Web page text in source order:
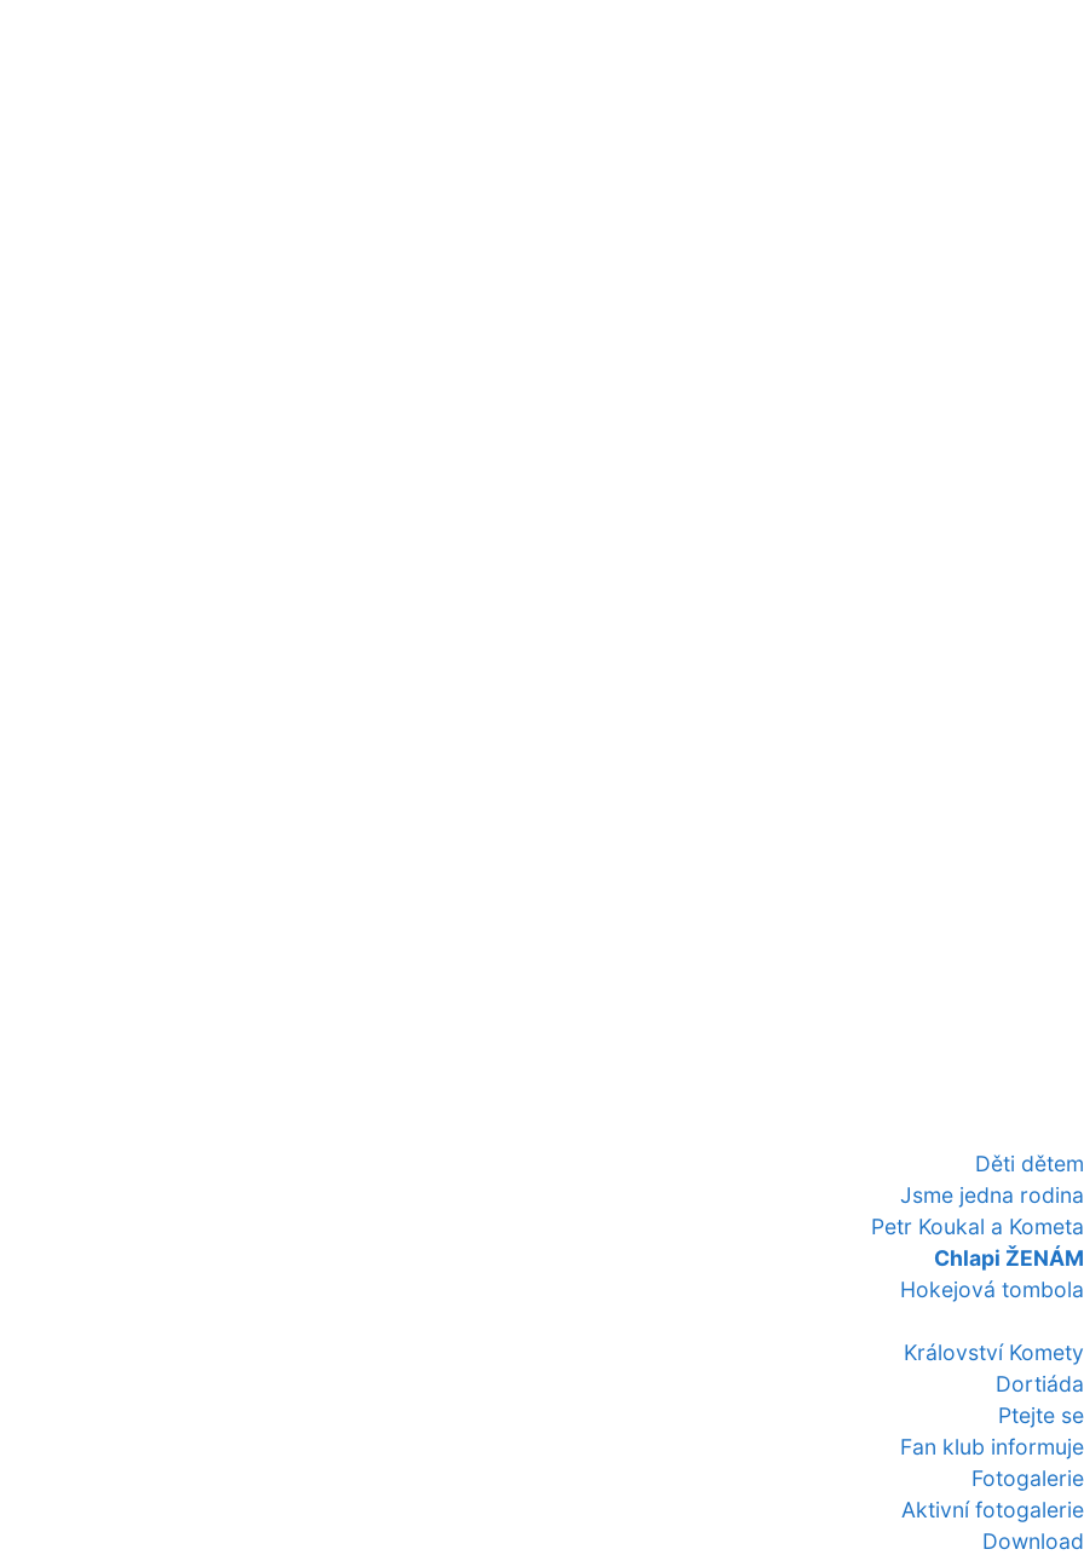
Děti dětem
Jsme jedna rodina
Petr Koukal a Kometa
Chlapi ŽENÁM
Hokejová tombola
Království Komety
Dortiáda
Ptejte se
Fan klub informuje
Fotogalerie
Aktivní fotogalerie
Download